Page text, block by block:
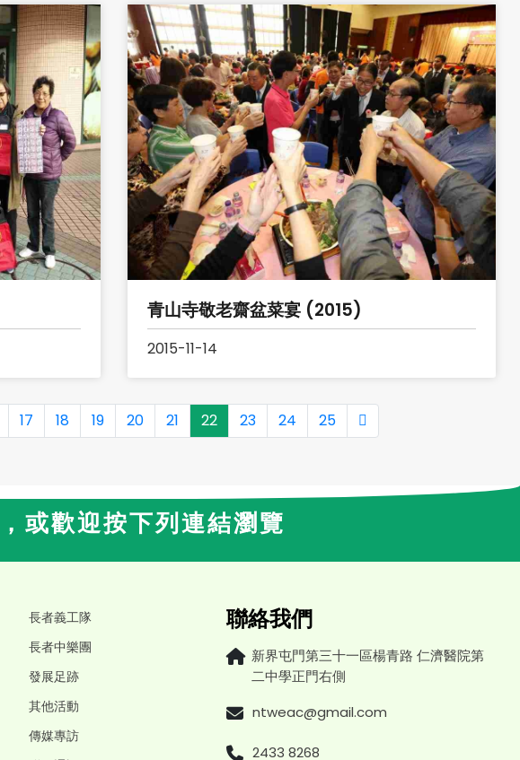
青山寺敬老齋盆菜宴 (2015)
2015-11-14
17 18 19 20 21 22 23 24 25
或歡迎按下列連結瀏覽
長者義工隊
長者中樂團
發展足跡
其他活動
傳媒專訪
聯絡我們
新界屯門第三十一區楊青路 仁濟醫院第
二中學正門右側
ntweac@gmail.com
2433 8268